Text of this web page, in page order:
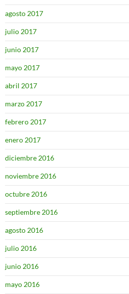
agosto 2017
julio 2017
junio 2017
mayo 2017
abril 2017
marzo 2017
febrero 2017
enero 2017
diciembre 2016
noviembre 2016
octubre 2016
septiembre 2016
agosto 2016
julio 2016
junio 2016
mayo 2016